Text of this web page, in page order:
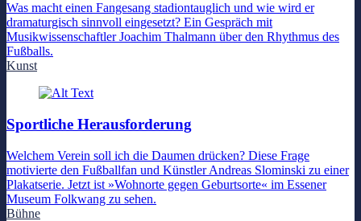
Was macht einen Fangesang stadiontauglich und wie wird er
dramaturgisch sinnvoll eingesetzt? Ein Gespräch mit
Musikwissenschaftler Joachim Thalmann über den Rhythmus des
Fußballs.
Kunst
Sportliche Herausforderung
Welchem Verein soll ich die Daumen drücken? Diese Frage
motivierte den Fußballfan und Künstler Andreas Slominski zu einer
Plakatserie. Jetzt ist »Wohnorte gegen Geburtsorte« im Essener
Museum Folkwang zu sehen.
Bühne